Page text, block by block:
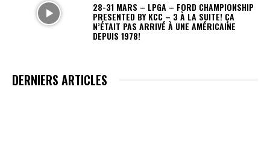
28-31 MARS – LPGA – FORD CHAMPIONSHIP
PRESENTED BY KCC – 3 À LA SUITE! ÇA
N’ÉTAIT PAS ARRIVÉ À UNE AMÉRICAINE
DEPUIS 1978!
DERNIERS ARTICLES